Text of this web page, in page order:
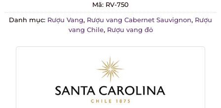
Mã:RV-750
Danh mục:Rượu Vang,Rượu vang Cabernet Sauvignon,Rượu
vang Chile,Rượu vang đỏ